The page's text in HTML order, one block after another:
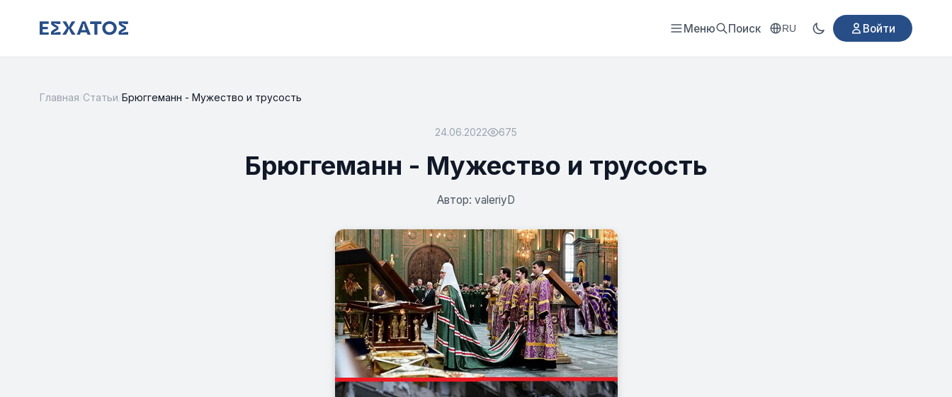
Меню Поиск RU Войти
Главная Статьи Брюггеманн - Мужество и трусость
24.06.2022 675
Брюггеманн - Мужество и трусость
Автор: valeriyD